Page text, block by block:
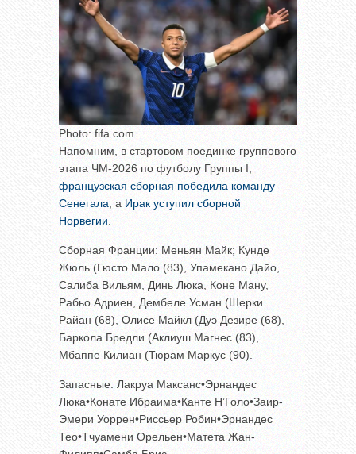
Photo: fifa.com
Напомним, в стартовом поединке группового
этапа ЧМ-2026 по футболу Группы I,
французская сборная победила команду
Сенегала , а Ирак уступил сборной
Норвегии
Сборная Франции: Меньян Майк; Кунде
Жюль (Гюсто Мало (83), Упамекано Дайо,
Салиба Вильям, Динь Люка, Коне Ману,
Рабьо Адриен, Дембеле Усман (Шерки
Райан (68), Олисе Майкл (Дуэ Дезире (68),
Баркола Бредли (Аклиуш Магнес (83),
Мбаппе Килиан (Тюрам Маркус (90).
Запасные: Лакруа Максанс•Эрнандес
Люка•Конате Ибраима•Канте Н’Голо•Заир-
Эмери Уоррен•Риссьер Робин•Эрнандес
Тео•Тчуамени Орельен•Матета Жан-